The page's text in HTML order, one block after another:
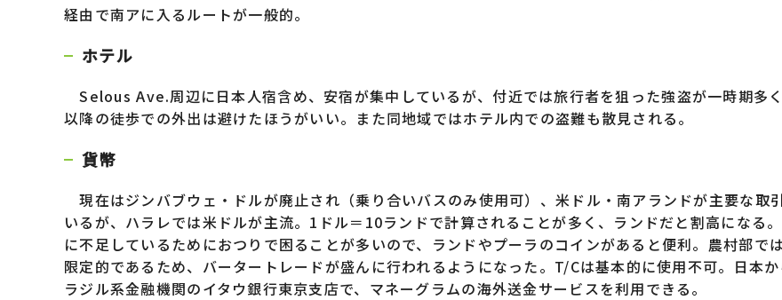
経由で南アに入るルートが一般的。
ホテル
Selous Ave.周辺に日本人宿含め、安宿が集中しているが、付近では旅行者を狙った強盗が一時期多
以降の徒歩での外出は避けたほうがいい。また同地域ではホテル内での盗難も散見される。
貨幣
現在はジンバブウェ・ドルが廃止され（乗り合いバスのみ使用可）、米ドル・南アランドが主要な取
いるが、ハラレでは米ドルが主流。1ドル＝10ランドで計算されることが多く、ランドだと割高になる
に不足しているためにおつりで困ることが多いので、ランドやプーラのコインがあると便利。農村部で
限定的であるため、バータートレードが盛んに行われるようになった。T/Cは基本的に使用不可。日本
ラジル系金融機関のイタウ銀行東京支店で、マネーグラムの海外送金サービスを利用できる。